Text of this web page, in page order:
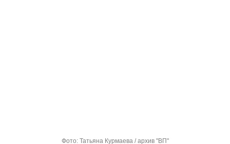
Фото: Татьяна Курмаева / архив "ВП"